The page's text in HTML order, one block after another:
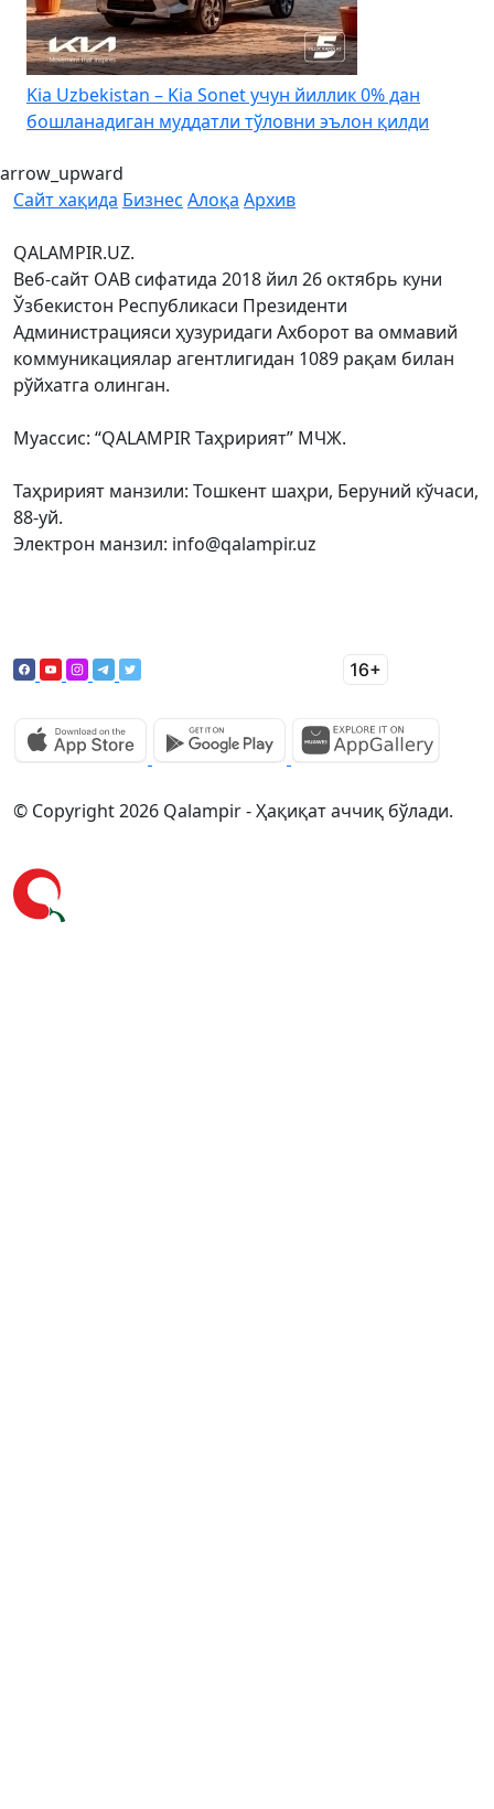
Kia Uzbekistan – Kia Sonet учун йиллик 0% дан
бошланадиган муддатли тўловни эълон қилди
arrow_upward
Сайт хақида Бизнес Алоқа Архив
QALAMPIR.UZ.
Веб-сайт ОАВ сифатида 2018 йил 26 октябрь куни
Ўзбекистон Республикаси Президенти
Администрацияси ҳузуридаги Ахборот ва оммавий
коммуникациялар агентлигидан 1089 рақам билан
рўйхатга олинган.
Муассис: “QALAMPIR Таҳририят” МЧЖ.
Таҳририят манзили: Тошкент шаҳри, Беруний кўчаси,
88-уй.
Электрон манзил: info@qalampir.uz
© Copyright 2026 Qalampir - Ҳақиқат аччиқ бўлади.